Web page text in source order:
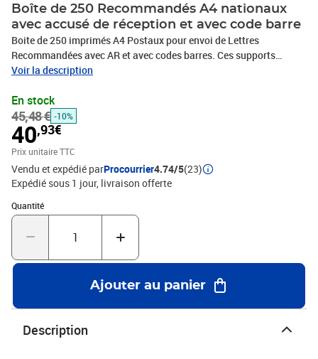
Boîte de 250 Recommandés A4 nationaux
avec accusé de réception et avec code barre
Boite de 250 imprimés A4 Postaux pour envoi de Lettres
Recommandées avec AR et avec codes barres. Ces supports
recommandés bureautiques de type IB1 sont agréés par La Poste
bureautiques sont les plus adaptés à des envois réguliers et vous
feront gagner un temps précieux en comparaison des supports à
remplissage manuel. De plus, l'impression informatique vous
garantit une lisibilité sans faille de vos adresses expéditeur et
destinataire.Pour une utilisation simple et rapide de ces supports
recommandés, nous préconisons le logiciel d’impression
“easyReco”. Accessible directement sur Internet, sans installation,
easyReco vous permet de préparer simplement et rapidement vos
recommandés, de les imprimer depuis votre imprimante, d'éditer le
bordereau de dépôt automatiquement et d'accéder au suivi postal
Voir la description
En stock
45,48 € -10%
40,93€
Prix unitaire TTC
Vendu et expédié parProcourrier4.74/5(23)
Expédié sous 1 jour livraison offerte
Quantité
Quantité : 1
Ajouter au panier
Description